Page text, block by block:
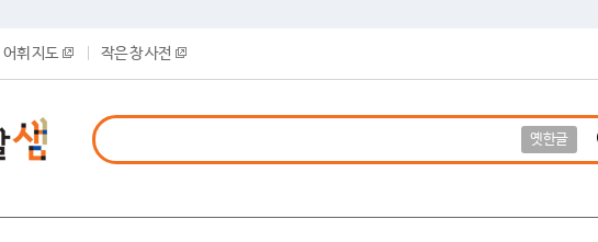
어휘 지도 작은 창 사전
옛한글